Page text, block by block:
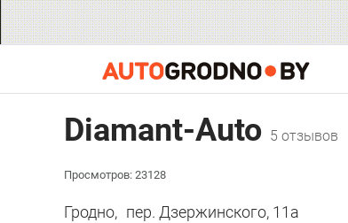
Diamant-Auto 5 отзывов
Просмотров: 23128
Гродно, пер. Дзержинского, 11а